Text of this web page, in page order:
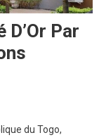
Par
du Togo,